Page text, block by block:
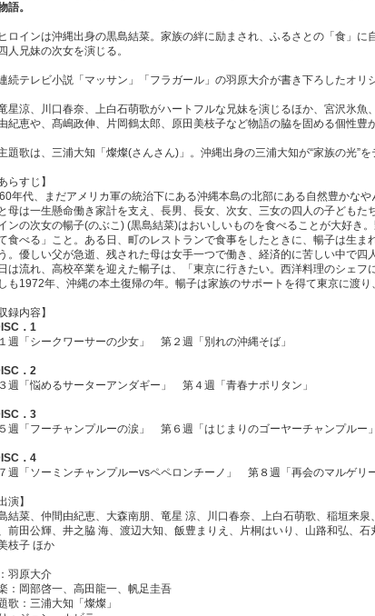
語。
ロインは沖縄出身の黒島結菜。家族の絆に励まされ、ふるさとの「食」
人兄妹の次女を演じる。
続テレビ小説「マッサン」「フラガール」の羽原大介が書き下ろしたオリ
星涼、川口春奈、上白石萌歌がハートフルな兄妹を演じるほか、宮沢氷
紀恵や、髙嶋政伸、片岡鶴太郎、原田美枝子など物語の脇を固める個性豊
題歌は、三浦大知「燦燦(さんさん)」。沖縄出身の三浦大知が“家族の光”を
らすじ】
年代、まだアメリカ軍の統治下にある沖縄本島の北部にある自然豊かな
母は一生懸命働き家計を支え、長男、長女、次女、三女の四人の子ども
ンの次女の暢子(のぶこ) (黒島結菜)はおいしいものを食べることが大好き
食べる」こと。ある日、町のレストランで食事をしたときに、暢子は生
。優しい父が急逝、残された母は女手一つで働き、経済的に苦しい中で四
は流れ、高校卒業を迎えた暢子は、「東京に行きたい。西洋料理のシェフ
も1972年、沖縄の本土復帰の年。暢子は家族のサポートを得て東京に渡
録内容】
．1
週「シークワーサーの少女」 第２週「別れの沖縄そば」
．2
週「悩めるサーターアンダギー」 第４週「青春ナポリタン」
．3
週「フーチャンプルーの涙」 第６週「はじまりのゴーヤーチャンプルー」
．4
週「ソーミンチャンプルーvsペペロンチーノ」 第８週「再会のマルゲリー
演】
結菜、仲間由紀恵、大森南朋、竜星 涼、川口春奈、上白石萌歌、稲垣来
前田公輝、井之脇 海、渡辺大知、飯豊まりえ、片桐はいり、山路和弘、
枝子 ほか
羽原大介
：岡部啓一、高田龍一、帆足圭吾
歌：三浦大知「燦燦」